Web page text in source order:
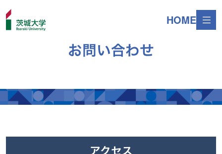
HOME
お問い合わせ
アクセス